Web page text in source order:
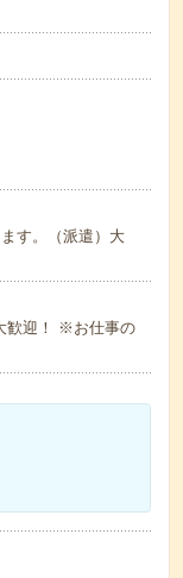
す。（派遣）大
歓迎！ ※お仕事の